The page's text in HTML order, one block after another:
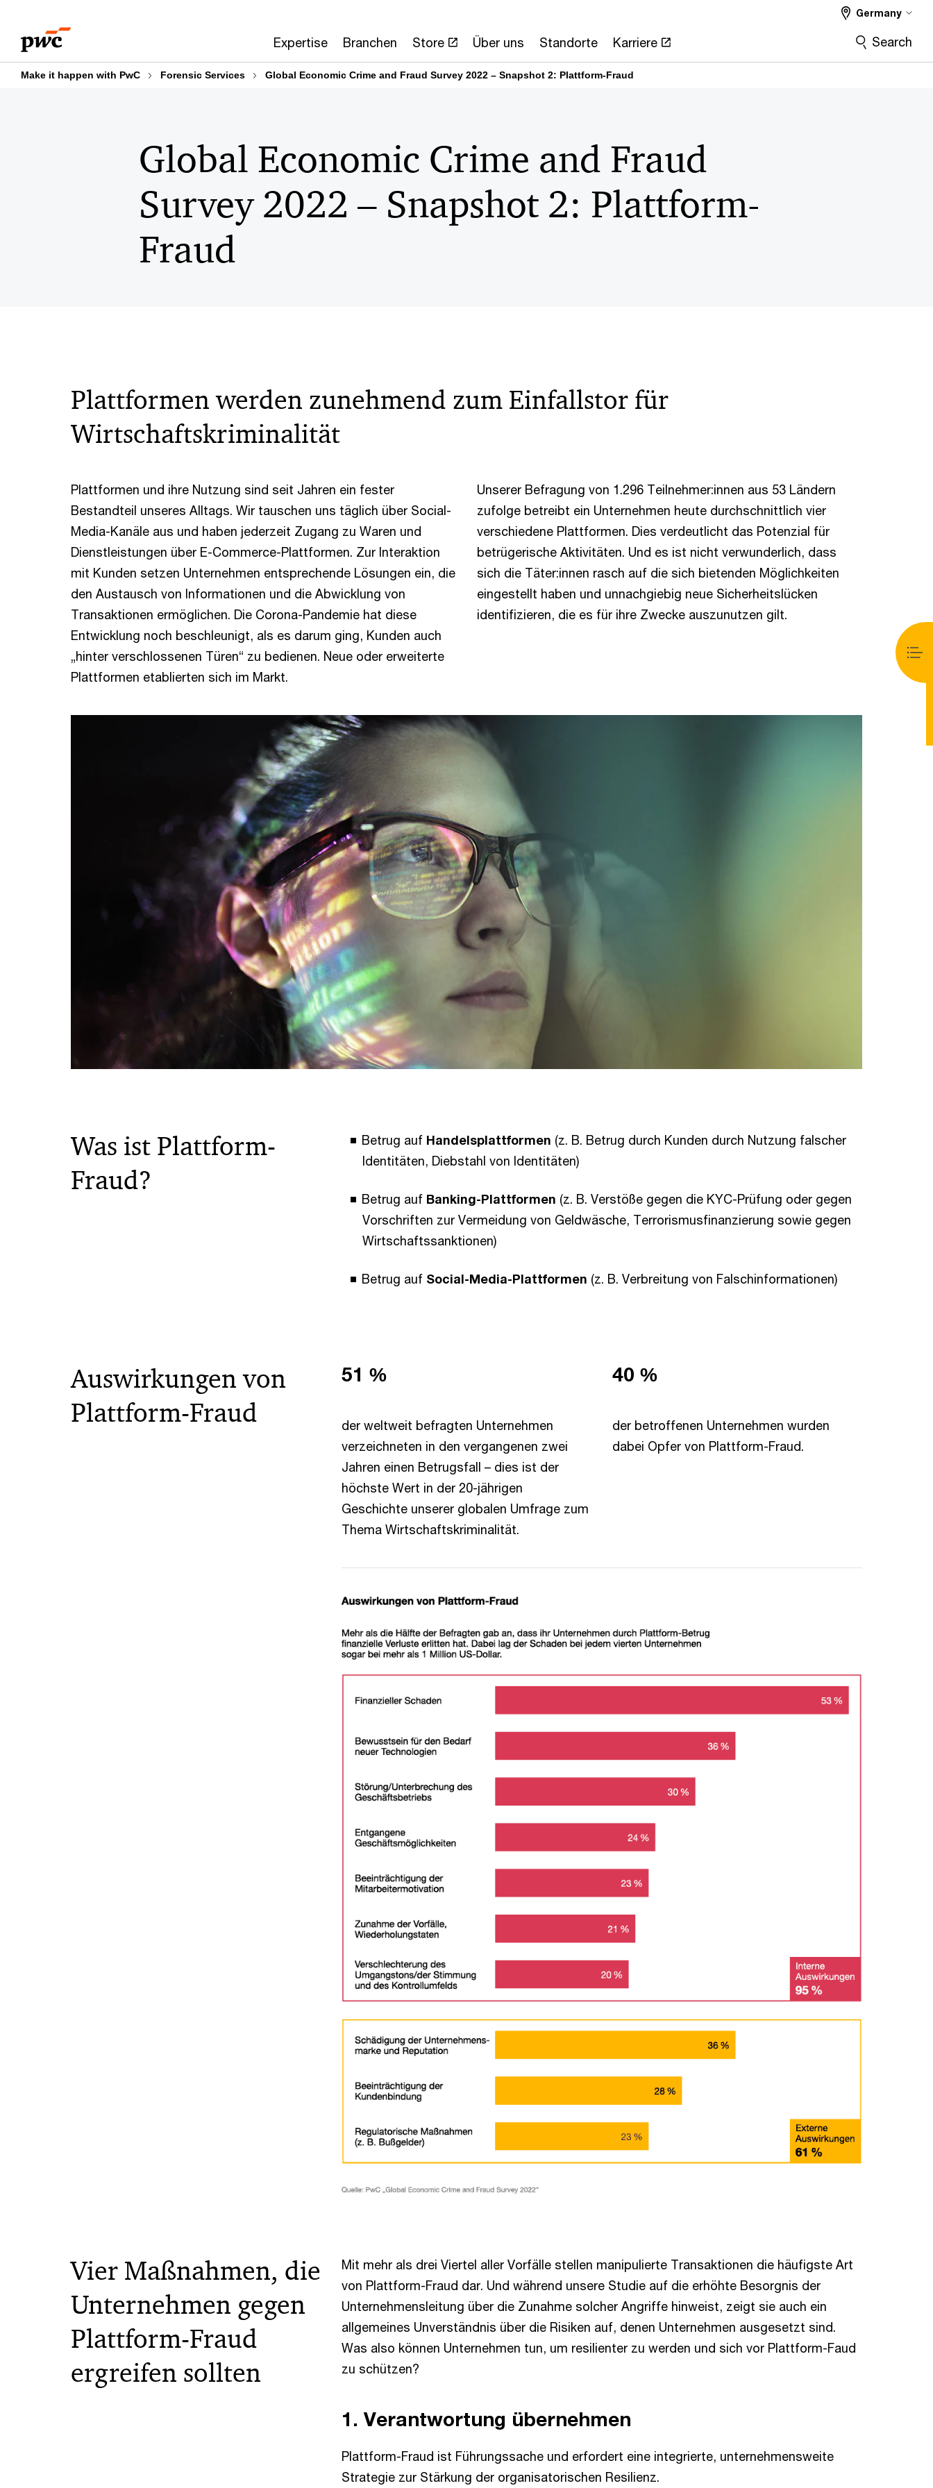
content
footer
Expertise Branchen Store Über uns Standorte Karriere
Germany
Search
Make it happen with PwC Forensic Services Global Economic Crime and Fraud Survey 2022 – Snapshot 2: Plattform-Fraud
Global Economic Crime and Fraud
Survey 2022 – Snapshot 2: Plattform-
Fraud
Plattformen werden zunehmend zum Einfallstor für
Wirtschaftskriminalität
Plattformen und ihre Nutzung sind seit Jahren ein fester
Bestandteil unseres Alltags. Wir tauschen uns täglich über Social-
Media-Kanäle aus und haben jederzeit Zugang zu Waren und
Dienstleistungen über E-Commerce-Plattformen. Zur Interaktion
mit Kunden setzen Unternehmen entsprechende Lösungen ein, die
den Austausch von Informationen und die Abwicklung von
Transaktionen ermöglichen. Die Corona-Pandemie hat diese
Entwicklung noch beschleunigt, als es darum ging, Kunden auch
„hinter verschlossenen Türen“ zu bedienen. Neue oder erweiterte
Plattformen etablierten sich im Markt.
Unserer Befragung von 1.296 Teilnehmer:innen aus 53 Ländern
zufolge betreibt ein Unternehmen heute durchschnittlich vier
verschiedene Plattformen. Dies verdeutlicht das Potenzial für
betrügerische Aktivitäten. Und es ist nicht verwunderlich, dass
sich die Täter:innen rasch auf die sich bietenden Möglichkeiten
eingestellt haben und unnachgiebig neue Sicherheitslücken
identifizieren, die es für ihre Zwecke auszunutzen gilt.
Was ist Plattform-
Fraud?
Betrug auf Handelsplattformen (z. B. Betrug durch Kunden durch Nutzung falscher
Identitäten, Diebstahl von Identitäten)
Betrug auf Banking-Plattformen (z. B. Verstöße gegen die KYC-Prüfung oder gegen
Vorschriften zur Vermeidung von Geldwäsche, Terrorismusfinanzierung sowie gegen
Wirtschaftssanktionen)
Betrug auf Social-Media-Plattformen (z. B. Verbreitung von Falschinformationen)
Auswirkungen von
Plattform-Fraud
51 %
der weltweit befragten Unternehmen
verzeichneten in den vergangenen zwei
Jahren einen Betrugsfall – dies ist der
höchste Wert in der 20-jährigen
Geschichte unserer globalen Umfrage zum
Thema Wirtschaftskriminalität.
40 %
der betroffenen Unternehmen wurden
dabei Opfer von Plattform-Fraud.
Vier Maßnahmen, die
Unternehmen gegen
Plattform-Fraud
ergreifen sollten
Mit mehr als drei Viertel aller Vorfälle stellen manipulierte Transaktionen die häufigste Art
von Plattform-Fraud dar. Und während unsere Studie auf die erhöhte Besorgnis der
Unternehmensleitung über die Zunahme solcher Angriffe hinweist, zeigt sie auch ein
allgemeines Unverständnis über die Risiken auf, denen Unternehmen ausgesetzt sind.
Was also können Unternehmen tun, um resilienter zu werden und sich vor Plattform-Faud
zu schützen?
1. Verantwortung übernehmen
Plattform-Fraud ist Führungssache und erfordert eine integrierte, unternehmensweite
Strategie zur Stärkung der organisatorischen Resilienz.